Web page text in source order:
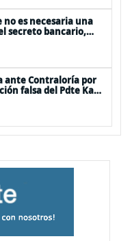
es necesaria una
secreto bancario,
ante Contraloría por
falsa del Pdte Kast